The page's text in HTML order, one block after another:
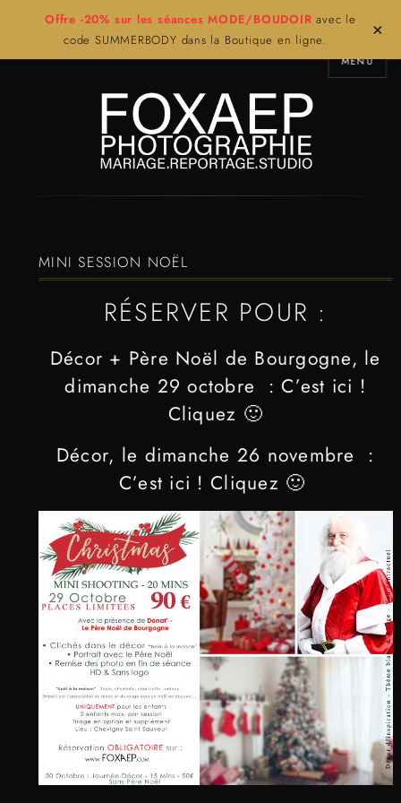
Offre -20% sur les séances MODE/BOUDOIR avec le
code SUMMERBODY dans la Boutique en ligne.
×
MENU
MINI SESSION NOËL
RÉSERVER POUR :
Décor + Père Noël de Bourgogne, le
dimanche 29 octobre :C’est ici !
Cliquez 🙂
Décor, le dimanche 26 novembre :
C’est ici ! Cliquez 🙂